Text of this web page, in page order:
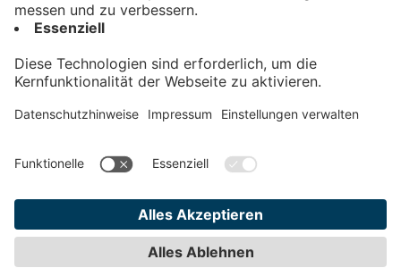
Kontakt
Impressum
Teilnahmebedingungen